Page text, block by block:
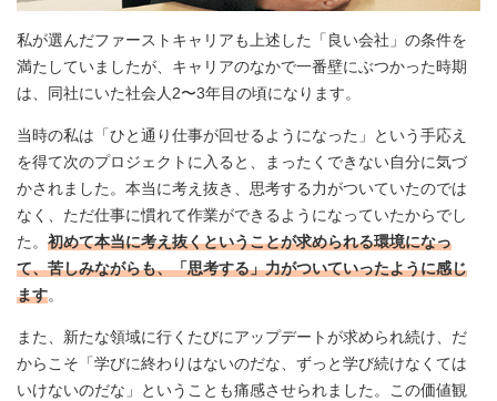
私が選んだファーストキャリアも上述した「良い会社」の条件を
満たしていましたが、キャリアのなかで一番壁にぶつかった時期
は、同社にいた社会人2〜3年目の頃になります。
当時の私は「ひと通り仕事が回せるようになった」という手応え
を得て次のプロジェクトに入ると、まったくできない自分に気づ
かされました。本当に考え抜き、思考する力がついていたのでは
なく、ただ仕事に慣れて作業ができるようになっていたからでし
た。 初めて本当に考え抜くということが求められる環境になっ
て、苦しみながらも、「思考する」力がついていったように感じ
ます。
また、新たな領域に行くたびにアップデートが求められ続け、だ
からこそ「学びに終わりはないのだな、ずっと学び続けなくては
いけないのだな」ということも痛感させられました。この価値観